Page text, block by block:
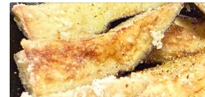
数